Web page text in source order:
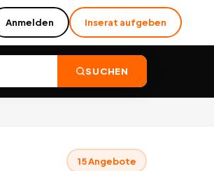
Anmelden Inserat aufgeben
SUCHEN
15Angebote